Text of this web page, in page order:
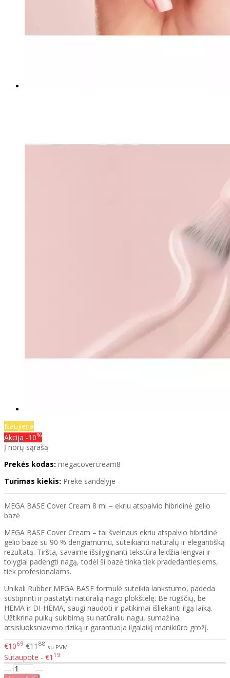
Naujiena
Akcija -10%
Į norų sąrašą
Prekės kodas: megacovercream8
Turimas kiekis: Prekė sandėlyje
MEGA BASE Cover Cream 8 ml – ekriu atspalvio hibridinė gelio
bazė
MEGA BASE Cover Cream – tai švelnaus ekriu atspalvio hibridinė
gelio bazė su 90 % dengiamumu, suteikianti natūralų ir elegantišką
rezultatą. Tiršta, savaime išsilyginanti tekstūra leidžia lengvai ir
tolygiai padengti nagą, todėl ši bazė tinka tiek pradedantiesiems,
tiek profesionalams.
Unikali Rubber MEGA BASE formulė suteikia lankstumo, padeda
sustiprinti ir pastatyti natūralią nago plokštelę. Be rūgščių, be
HEMA ir DI-HEMA, saugi naudoti ir patikimai išliekanti ilgą laiką.
Užtikrina puikų sukibimą su natūraliu nagu, sumažina
atsisluoksniavimo riziką ir garantuoja ilgalaikį manikiūro grožį.
€1069 €11 88 su PVM
Sutaupote - €1 19